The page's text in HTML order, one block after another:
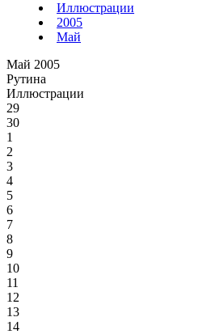
Иллюстрации
2005
Май
Май 2005
Рутина
Иллюстрации
29
30
1
2
3
4
5
6
7
8
9
10
11
12
13
14